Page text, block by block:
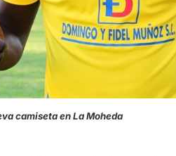
nueva camiseta en La